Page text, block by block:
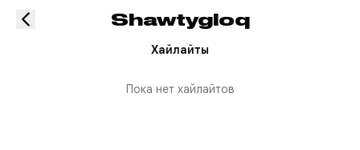
Shawtygloq
Хайлайты
Пока нет хайлайтов